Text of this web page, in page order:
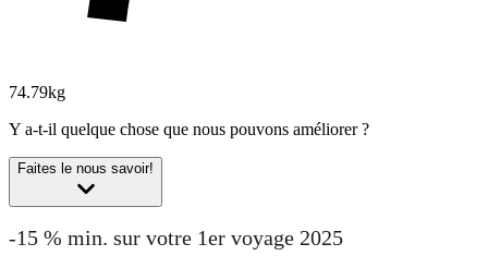
74.79kg
Y a-t-il quelque chose que nous pouvons améliorer ?
Faites le nous savoir!
-15 % min. sur votre 1er voyage 2025